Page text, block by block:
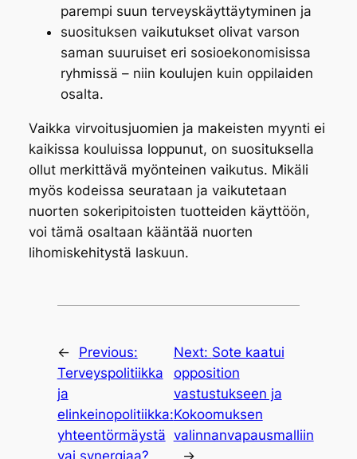
parempi suun terveyskäyttäytyminen ja
suosituksen vaikutukset olivat varson
saman suuruiset eri sosioekonomisissa
ryhmissä – niin koulujen kuin oppilaiden
osalta.
Vaikka virvoitusjuomien ja makeisten myynti ei
kaikissa kouluissa loppunut, on suosituksella
ollut merkittävä myönteinen vaikutus. Mikäli
myös kodeissa seurataan ja vaikutetaan
nuorten sokeripitoisten tuotteiden käyttöön,
voi tämä osaltaan kääntää nuorten
lihomiskehitystä laskuun.
←
Previous:
Terveyspolitiikka
ja
elinkeinopolitiikka:
yhteentörmäystä
vai synergiaa?
Next: Sote kaatui
opposition
vastustukseen ja
Kokoomuksen
valinnanvapausmalliin
→